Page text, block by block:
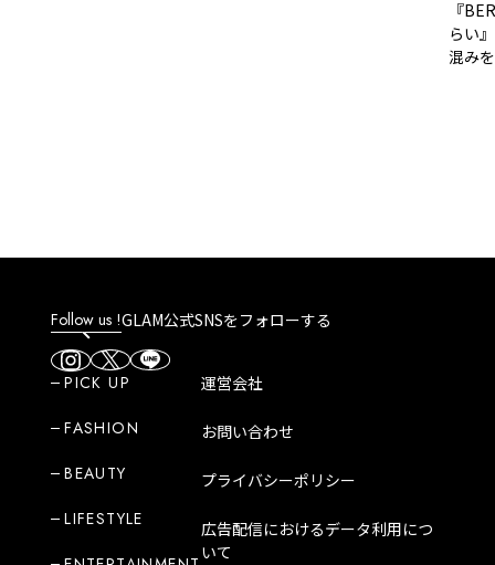
『
らい
混み
Follow us !GLAM公式SNSをフォローする
PICK UP
FASHION
BEAUTY
LIFESTYLE
運営会社
お問い合わせ
プライバシーポリシー
広告配信におけるデータ利用につ
いて